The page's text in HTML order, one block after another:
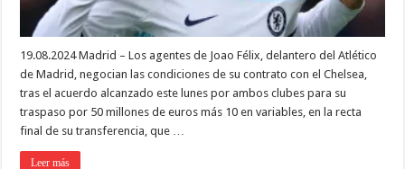
19.08.2024 Madrid – Los agentes de Joao Félix, delantero del Atlético
de Madrid, negocian las condiciones de su contrato con el Chelsea,
tras el acuerdo alcanzado este lunes por ambos clubes para su
traspaso por 50 millones de euros más 10 en variables, en la recta
final de su transferencia, que …
Leer más